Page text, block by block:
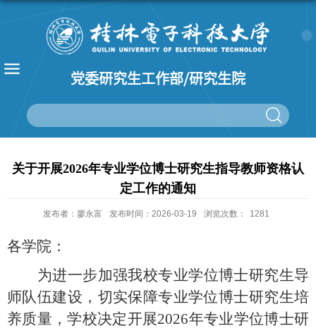
党委研究生工作部/研究生院
关于开展2026年专业学位博士研究生指导教师资格认
定工作的通知
发布者：廖永富 发布时间：2026-03-19 浏览次数： 1281
各学院：
为进一步加强我校专业学位博士研究生导
师队伍建设，切实保障专业学位博士研究生培
养质量，学校决定开展2026年专业学位博士研